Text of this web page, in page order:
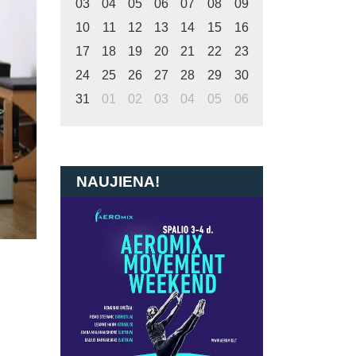
03 04 05 06 07 08
09
10
11 12 13 14 15
16
17
18 19 20 21 22
23
24
25 26 27 28 29
30
31
01 02 03 04 05 06
NAUJIENA!